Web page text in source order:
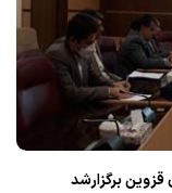
برگزارشد